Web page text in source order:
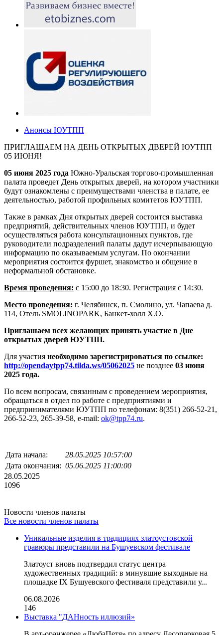
Анонсы ЮУТПП
ПРИГЛАШАЕМ НА ДЕНЬ ОТКРЫТЫХ ДВЕРЕЙ ЮУТПП
05 ИЮНЯ!
05 июня 2025 года Южно-Уральская торгово-промышленная
палата проведет День открытых дверей, на котором участники
будут ознакомлены с преимуществами членства в палате, ее
деятельностью, работой профильных комитетов ЮУТПП.
Также в рамках Дня открытых дверей состоится выставка
предприятий, действительных членов ЮУТПП, и будет
осуществляться работа консультационных пунктов, где
руководители подразделений палаты дадут исчерпывающую
информацию по оказываемым услугам. По окончании
мероприятия состоится фуршет, знакомство и общение в
неформальной обстановке.
Время проведения: с 15:00 до 18:30. Регистрация с 14:30.
Место проведения: г. Челябинск, п. Смолино, ул. Чапаева д.
114, Отель SMOLINOPARK, Банкет-холл Х.О.
Приглашаем всех желающих принять участие в Дне
открытых дверей ЮУТПП.
Для участия необходимо зарегистрироваться по ссылке:
http://opendaytpp74.tilda.ws/05062025 не позднее 03 июня
2025 года.
По всем вопросам, связанным с проведением мероприятия,
обращаться в отдел по работе с предприятиями и
предпринимателями ЮУТПП по телефонам: 8(351) 266-52-21,
266-52-23, 265-39-58, e-mail: ok@tpp74.ru.
Дата начала:
28.05.2025 10:57:00
Дата окончания: 05.06.2025 11:00:00
28.05.2025
1096
Новости членов палаты
Все новости членов палаты
Уникальные изделия в традициях златоустовской
гравюры представили на Бушуевском фестивале
Златоуст вновь подтвердил статус центра
художественных традиций: в минувшие выходные на
площадке IX Бушуевского фестиваля представили у...
06.08.2026
146
Выставка "ДАНность иллюзий»